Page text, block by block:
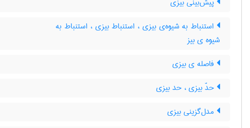
استنباط به شیوه‌ی بیزی ، استنباط بیزی ، استنباط به
شیوه ی بیز
فاصله ی بیزی
حدّ بیزی ، حد بیزی
مدل‌گزینی بیزی